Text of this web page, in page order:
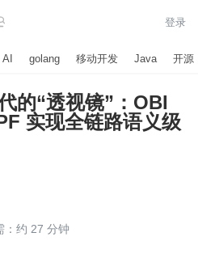
登录
AI golang 移动开发 Java 开源
的“透视镜”：OBI
实现全链路语义级
：约 27 分钟